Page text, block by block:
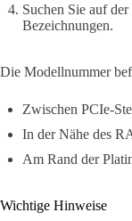
Suchen Sie auf
Bezeichnungen.
Die Modellnummer
Zwischen PCIe-
In der Nähe des
Am Rand der
Wichtige Hinweise